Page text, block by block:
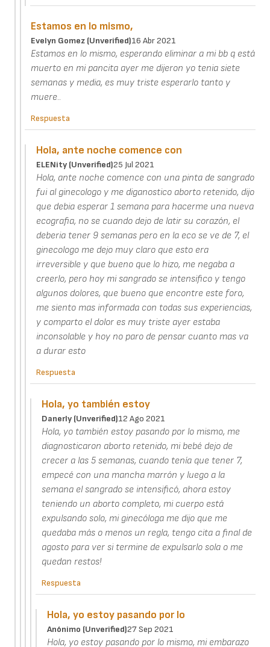
Estamos en lo mismo,
Evelyn Gomez (unverified)16 Abr 2021
Estamos en lo mismo, esperando eliminar a mi bb q está
muerto en mi pancita ayer me dijeron yo tenia siete
semanas y media, es muy triste esperarlo tanto y
muere..
Respuesta
Hola, ante noche comence con
ELENity (unverified)25 Jul 2021
Hola, ante noche comence con una pinta de sangrado
fui al ginecologo y me diganostico aborto retenido, dijo
que debia esperar 1 semana para hacerme una nueva
ecografia, no se cuando dejo de latir su corazón, el
deberia tener 9 semanas pero en la eco se ve de 7, el
ginecologo me dejo muy claro que esto era
irreversible y que bueno que lo hizo, me negaba a
creerlo, pero hoy mi sangrado se intensifico y tengo
algunos dolores, que bueno que encontre este foro,
me siento mas informada con todas sus experiencias,
y comparto el dolor es muy triste ayer estaba
inconsolable y hoy no paro de pensar cuanto mas va
a durar esto
Respuesta
Hola, yo también estoy
Danerly (unverified)12 Ago 2021
Hola, yo también estoy pasando por lo mismo, me
diagnosticaron aborto retenido, mi bebé dejo de
crecer a las 5 semanas, cuando tenía que tener 7,
empecé con una mancha marrón y luego a la
semana el sangrado se intensificó, ahora estoy
teniendo un aborto completo, mi cuerpo está
expulsando solo, mi ginecóloga me dijo que me
quedaba más o menos un regla, tengo cita a final de
agosto para ver si termine de expulsarlo sola o me
quedan restos!
Respuesta
Hola, yo estoy pasando por lo
Anónimo (unverified)27 Sep 2021
Hola, yo estoy pasando por lo mismo, mi embarazo